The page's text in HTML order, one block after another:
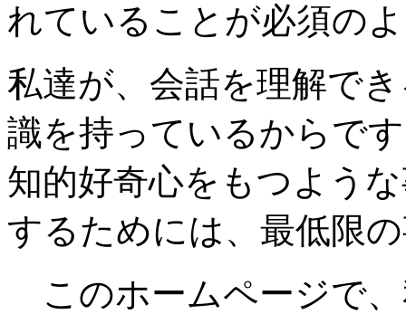
れていることが必須の
私達が、会話を理解で
識を持っているからで
知的好奇心をもつよう
するためには、最低限
このホームページで